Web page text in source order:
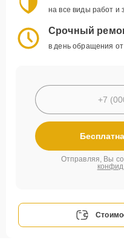
на все виды работ и
Срочный
в день обращения
Отправляя, Вы